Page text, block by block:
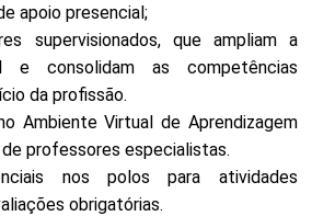
apoio presencial;
supervisionados, que ampliam a
e consolidam as competências
da profissão.
Ambiente Virtual de Aprendizagem
de professores especialistas.
nos polos para atividades
obrigatórias.